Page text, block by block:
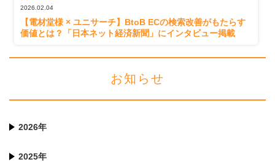
2026.02.04
【電材堂様 × ユニサーチ】BtoB ECの検索改善がもたらす
価値とは？「日本ネット経済新聞」にインタビュー掲載
お知らせ
2026年
2025年